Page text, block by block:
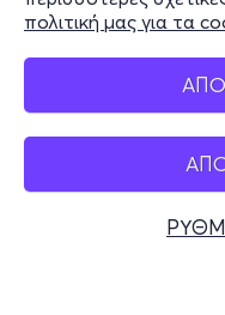
πολιτική μας για τα
Mobile app